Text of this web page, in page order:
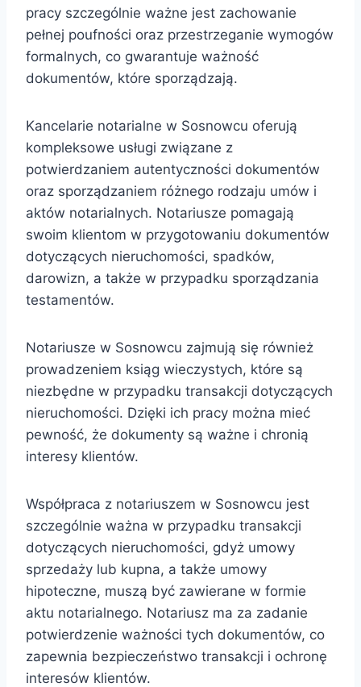
pracy szczególnie ważne jest zachowanie
pełnej poufności oraz przestrzeganie wymogów
formalnych, co gwarantuje ważność
dokumentów, które sporządzają.
Kancelarie notarialne w Sosnowcu oferują
kompleksowe usługi związane z
potwierdzaniem autentyczności dokumentów
oraz sporządzaniem różnego rodzaju umów i
aktów notarialnych. Notariusze pomagają
swoim klientom w przygotowaniu dokumentów
dotyczących nieruchomości, spadków,
darowizn, a także w przypadku sporządzania
testamentów.
Notariusze w Sosnowcu zajmują się również
prowadzeniem ksiąg wieczystych, które są
niezbędne w przypadku transakcji dotyczących
nieruchomości. Dzięki ich pracy można mieć
pewność, że dokumenty są ważne i chronią
interesy klientów.
Współpraca z notariuszem w Sosnowcu jest
szczególnie ważna w przypadku transakcji
dotyczących nieruchomości, gdyż umowy
sprzedaży lub kupna, a także umowy
hipoteczne, muszą być zawierane w formie
aktu notarialnego. Notariusz ma za zadanie
potwierdzenie ważności tych dokumentów, co
zapewnia bezpieczeństwo transakcji i ochronę
interesów klientów.